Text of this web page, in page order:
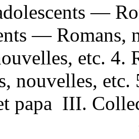
—
— Romans,
etc. 4.
nouvelles,
papa III.